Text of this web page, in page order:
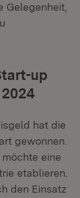
Gelegenheit,
up
hat die
gewonnen.
eine
etablieren.
den Einsatz